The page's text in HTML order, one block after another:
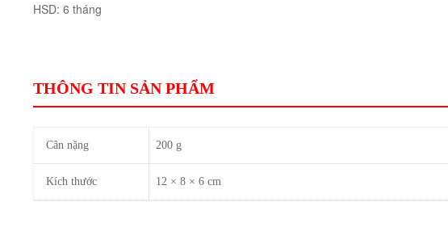
HSD: 6 tháng
THÔNG TIN SẢN PHẨM
Cân nặng 200 g
Kích thước 12 × 8 × 6 cm